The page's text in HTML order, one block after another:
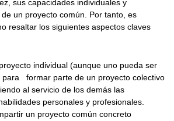
sus capacidades individuales y
un proyecto común. Por tanto, es
resaltar los siguientes aspectos claves
individual (aunque uno pueda ser
para formar parte de un proyecto colectivo
al servicio de los demás las
personales y profesionales.
un proyecto común concreto